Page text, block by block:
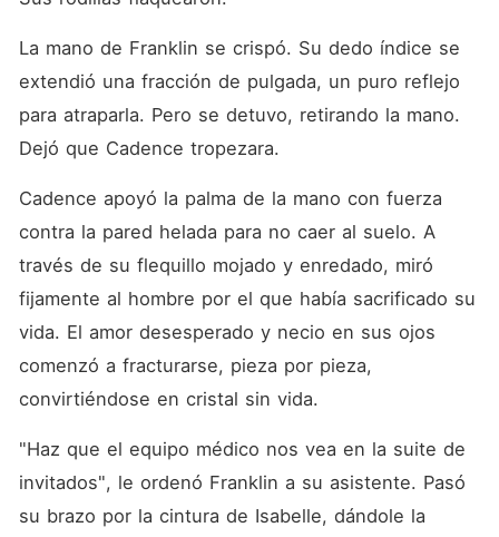
La mano de Franklin se crispó. Su dedo índice se
extendió una fracción de pulgada, un puro reflejo
para atraparla. Pero se detuvo, retirando la mano.
Dejó que Cadence tropezara.
Cadence apoyó la palma de la mano con fuerza
contra la pared helada para no caer al suelo. A
través de su flequillo mojado y enredado, miró
fijamente al hombre por el que había sacrificado su
vida. El amor desesperado y necio en sus ojos
comenzó a fracturarse, pieza por pieza,
convirtiéndose en cristal sin vida.
"Haz que el equipo médico nos vea en la suite de
invitados", le ordenó Franklin a su asistente. Pasó
su brazo por la cintura de Isabelle, dándole la